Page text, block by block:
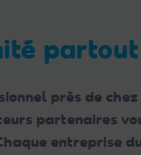
près de
partenaires
entreprise